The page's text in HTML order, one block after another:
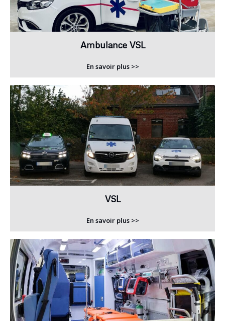
Ambulance VSL
En savoir plus >>
VSL
En savoir plus >>